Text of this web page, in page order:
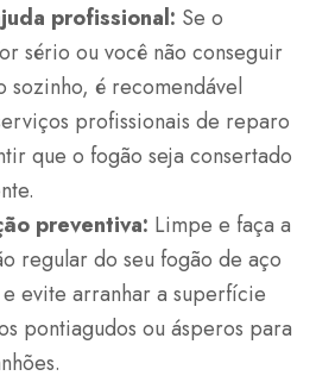
profissional: Se o
sério ou você não conseguir
sozinho, é recomendável
profissionais de reparo
que o fogão seja consertado
preventiva: Limpe e faça a
regular do seu fogão de aço
evite arranhar a superfície
pontiagudos ou ásperos para